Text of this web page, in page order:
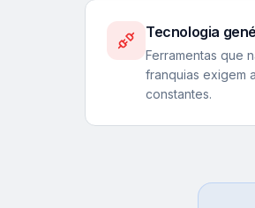
Tecnologia
Ferramentas que
franquias exigem
constantes.